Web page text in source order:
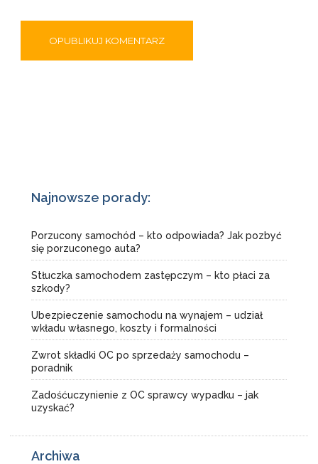
Najnowsze porady:
Porzucony samochód – kto odpowiada? Jak pozbyć
się porzuconego auta?
Stłuczka samochodem zastępczym – kto płaci za
szkody?
Ubezpieczenie samochodu na wynajem – udział
wkładu własnego, koszty i formalności
Zwrot składki OC po sprzedaży samochodu –
poradnik
Zadośćuczynienie z OC sprawcy wypadku – jak
uzyskać?
Archiwa